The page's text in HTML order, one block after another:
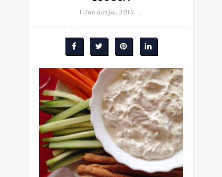
1 Januarja, 2015